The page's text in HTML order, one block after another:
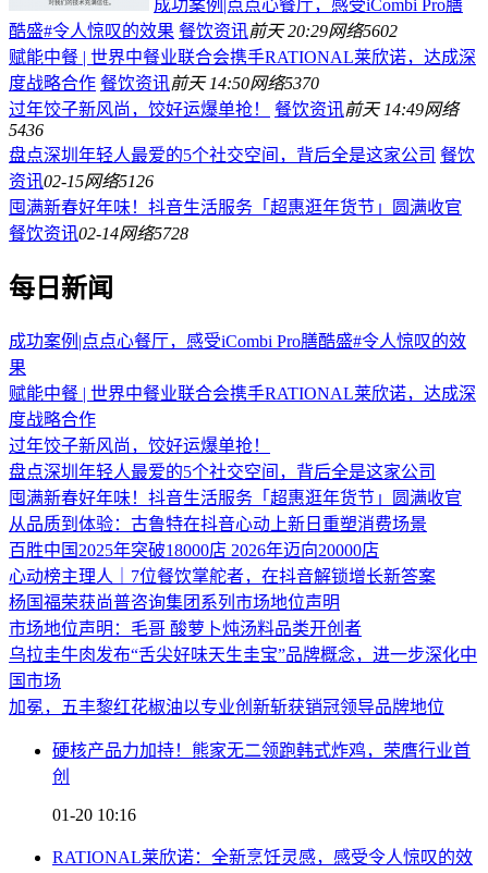
成功案例|点点心餐厅，感受iCombi Pro膳
酷盛#令人惊叹的效果 餐饮资讯前天 20:29网络5602
赋能中餐 | 世界中餐业联合会携手RATIONAL莱欣诺，达成深
度战略合作 餐饮资讯前天 14:50网络5370
过年饺子新风尚，饺好运爆单抢！
餐饮资讯前天 14:49网络
5436
盘点深圳年轻人最爱的5个社交空间，背后全是这家公司 餐饮
资讯02-15网络5126
囤满新春好年味！抖音生活服务「超惠逛年货节」圆满收官
餐饮资讯02-14网络5728
每日新闻
成功案例|点点心餐厅，感受iCombi Pro膳酷盛#令人惊叹的效
果
赋能中餐 | 世界中餐业联合会携手RATIONAL莱欣诺，达成深
度战略合作
过年饺子新风尚，饺好运爆单抢！
盘点深圳年轻人最爱的5个社交空间，背后全是这家公司
囤满新春好年味！抖音生活服务「超惠逛年货节」圆满收官
从品质到体验：古鲁特在抖音心动上新日重塑消费场景
百胜中国2025年突破18000店 2026年迈向20000店
心动榜主理人｜7位餐饮掌舵者，在抖音解锁增长新答案
杨国福荣获尚普咨询集团系列市场地位声明
市场地位声明：毛哥 酸萝卜炖汤料品类开创者
乌拉圭牛肉发布“舌尖好味天生圭宝”品牌概念，进一步深化中
国市场
加冕，五丰黎红花椒油以专业创新斩获销冠领导品牌地位
硬核产品力加持！熊家无二领跑韩式炸鸡，荣膺行业首
创
01-20 10:16
RATIONAL莱欣诺：全新烹饪灵感，感受令人惊叹的效